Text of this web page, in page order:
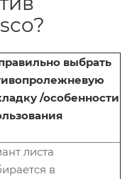
выбрать
/особенности
листа
в